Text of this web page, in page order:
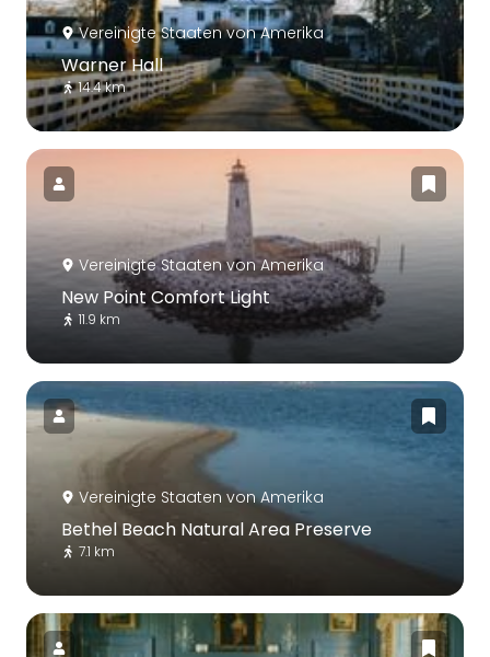
Vereinigte Staaten von Amerika
Warner Hall
14.4 km
Vereinigte Staaten von Amerika
New Point Comfort Light
11.9 km
Vereinigte Staaten von Amerika
Bethel Beach Natural Area Preserve
7.1 km